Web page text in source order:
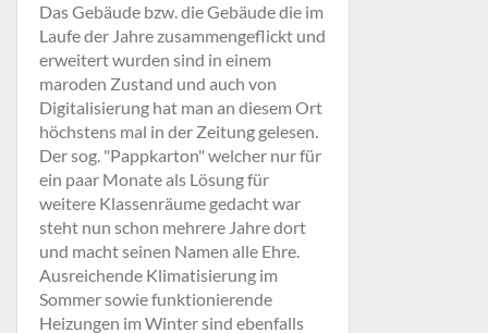
Das Gebäude bzw. die Gebäude die im
Laufe der Jahre zusammengeflickt und
erweitert wurden sind in einem
maroden Zustand und auch von
Digitalisierung hat man an diesem Ort
höchstens mal in der Zeitung gelesen.
Der sog. "Pappkarton" welcher nur für
ein paar Monate als Lösung für
weitere Klassenräume gedacht war
steht nun schon mehrere Jahre dort
und macht seinen Namen alle Ehre.
Ausreichende Klimatisierung im
Sommer sowie funktionierende
Heizungen im Winter sind ebenfalls